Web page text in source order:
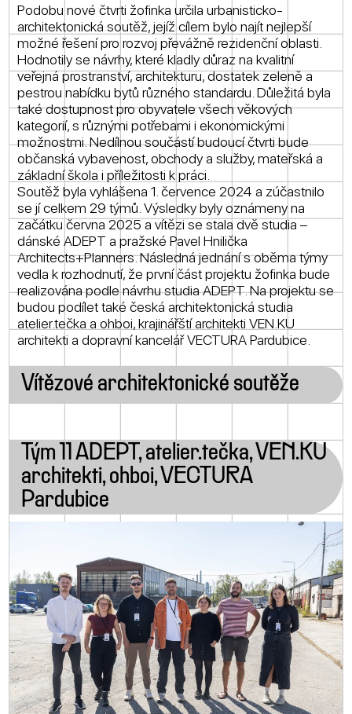
Podobu nové čtvrti žofinka určila urbanisticko-
architektonická soutěž, jejíž cílem bylo najít nejlepší
možné řešení pro rozvoj převážně rezidenční oblasti.
Hodnotily se návrhy, které kladly důraz na kvalitní
veřejná prostranství, architekturu, dostatek zeleně a
pestrou nabídku bytů různého standardu. Důležitá byla
také dostupnost pro obyvatele všech věkových
kategorií, s různými potřebami i ekonomickými
možnostmi. Nedílnou součástí budoucí čtvrti bude
občanská vybavenost, obchody a služby, mateřská a
základní škola i příležitosti k práci.
Soutěž byla vyhlášena 1. července 2024 a zúčastnilo
se jí celkem 29 týmů. Výsledky byly oznámeny na
začátku června 2025 a vítězi se stala dvě studia –
dánské ADEPT a pražské Pavel Hnilička
Architects+Planners. Následná jednání s oběma týmy
vedla k rozhodnutí, že první část projektu žofinka bude
realizována podle návrhu studia ADEPT. Na projektu se
budou podílet také česká architektonická studia
atelier.tečka a ohboi, krajinářští architekti VEN.KU
architekti a dopravní kancelář VECTURA Pardubice.
Vítězové architektonické soutěže
Tým 11 ADEPT, atelier.tečka, VEN.KU
architekti, ohboi, VECTURA
Pardubice